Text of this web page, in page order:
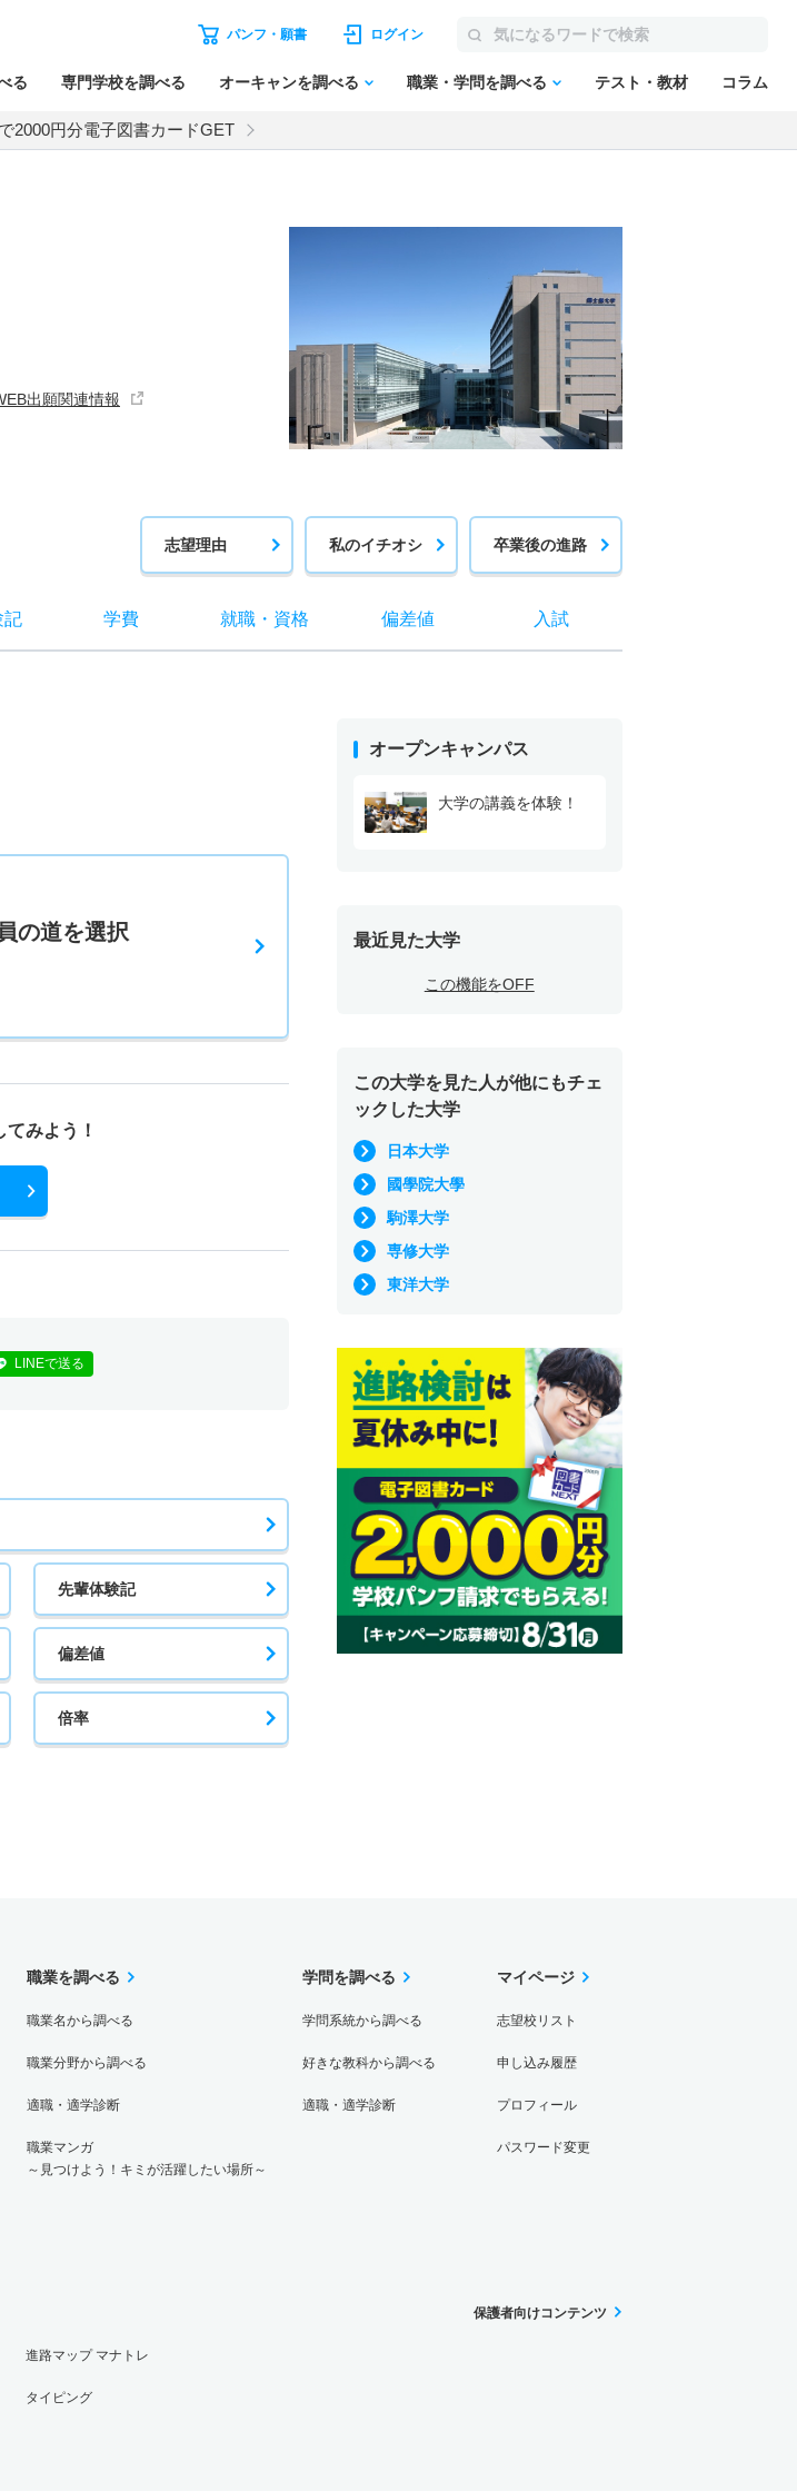
パンフ・願書 ログイン
る 専門学校を調べる オーキャンを調べる 職業・学問を調べる テスト・教材 コラム
2000円分電子図書カードGET
出願関連情報
志望理由 私のイチオシ 卒業後の進路
記 学費 就職・ 資格 偏差値 入試
の道を選択
みよう！
LINEで送る
先輩体験記
偏差値
倍率
オープンキャンパス
大学の講義を体験！
最近見た大学
この機能をOFF
この大学を見た人が他にもチェ
ックした大学
日本大学
國學院大學
駒澤大学
専修大学
東洋大学
職業を調べる
職業名から調べる
職業分野から調べる
適職・適学診断
職業マンガ
～見つけよう！キミが活躍したい場所～
学問を調べる
学問系統から調べる
好きな教科から調べる
適職・適学診断
マイページ
志望校リスト
申し込み履歴
プロフィール
パスワード変更
進路マップ マナトレ
タイピング
保護者向けコンテンツ